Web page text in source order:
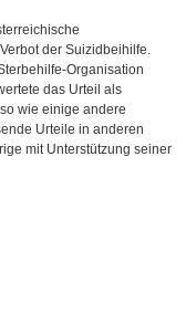
der Suizidbeihilfe.
Organisation
das Urteil als
wie einige andere
Urteile in anderen
mit Unterstützung seiner